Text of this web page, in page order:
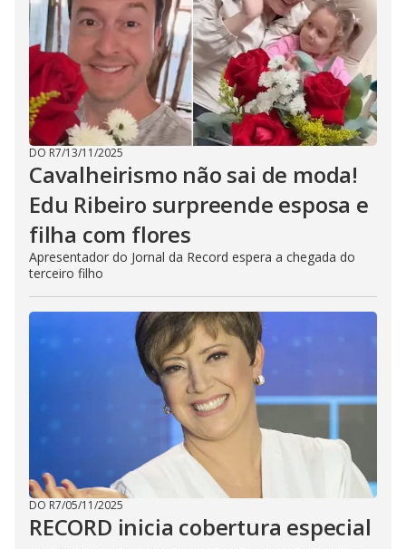
DO R7/13/11/2025
Cavalheirismo não sai de moda!
Edu Ribeiro surpreende esposa e
filha com flores
Apresentador do Jornal da Record espera a chegada do
terceiro filho
DO R7/05/11/2025
RECORD inicia cobertura especial